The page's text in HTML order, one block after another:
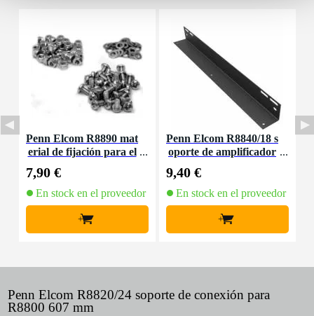
Penn Elcom R8890 mat
erial de fijación para el
7,90 €
En stock en el proveedor
+
Penn Elcom R8840/18 s
oporte de amplificador
mm (cada uno)
9,40 €
En stock en el proveedor
+
Penn Elcom R8820/24 soporte de conexión para
R8800 607 mm